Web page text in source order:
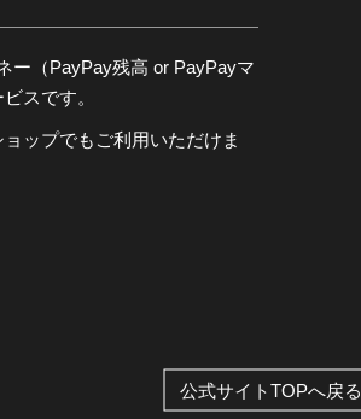
ー（PayPay残高 or PayPayマ
スです。
ップでもご利用いただけま
公式サイトTOPへ戻る